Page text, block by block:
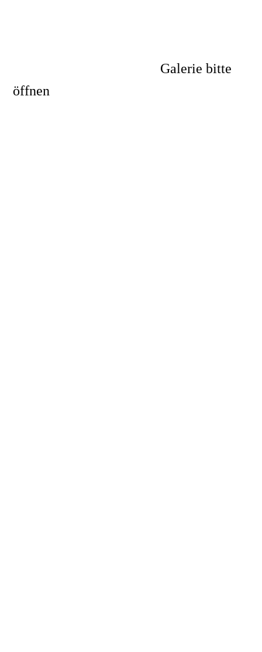
Galerie bitte
öffnen